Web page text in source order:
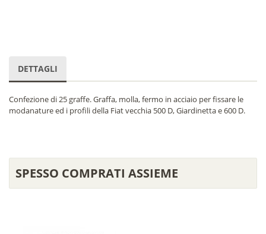
DETTAGLI
Confezione di 25 graffe. Graffa, molla, fermo in acciaio per fissare le
modanature ed i profili della Fiat vecchia 500 D, Giardinetta e 600 D.
SPESSO COMPRATI ASSIEME